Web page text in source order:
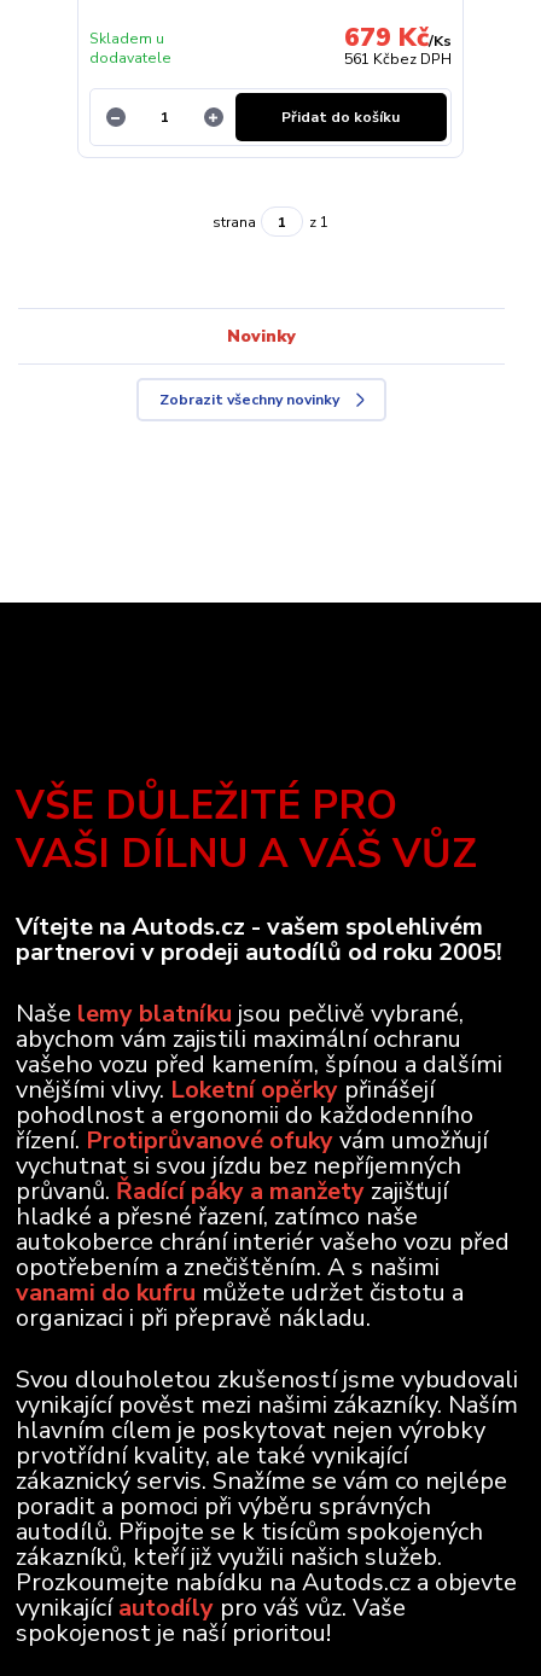
679 Kč/Ks
561 Kčbez DPH
Skladem u
dodavatele
Přidat do košíku
strana z 1
Novinky
Zobrazit všechny novinky
VŠE DŮLEŽITÉ PRO
VAŠI DÍLNU A VÁŠ VŮZ
Vítejte na Autods.cz - vašem spolehlivém
partnerovi v prodeji autodílů od roku 2005!
Naše lemy blatníku jsou pečlivě vybrané,
abychom vám zajistili maximální ochranu
vašeho vozu před kamením, špínou a dalšími
vnějšími vlivy. Loketní opěrky přinášejí
pohodlnost a ergonomii do každodenního
řízení. Protiprůvanové ofukyvám umožňují
vychutnat si svou jízdu bez nepříjemných
průvanů. Řadící páky a manžety zajišťují
hladké a přesné řazení, zatímco naše
autokoberce chrání interiér vašeho vozu před
opotřebením a znečištěním. A s našimi
vanami do kufru můžete udržet čistotu a
organizaci i při přepravě nákladu.
Svou dlouholetou zkušeností jsme vybudovali
vynikající pověst mezi našimi zákazníky. Naším
hlavním cílem je poskytovat nejen výrobky
prvotřídní kvality, ale také vynikající
zákaznický servis. Snažíme se vám co nejlépe
poradit a pomoci při výběru správných
autodílů. Připojte se k tisícům spokojených
zákazníků, kteří již využili našich služeb.
Prozkoumejte nabídku na Autods.cz a objevte
vynikajícíautodíly pro váš vůz. Vaše
spokojenost je naší prioritou!